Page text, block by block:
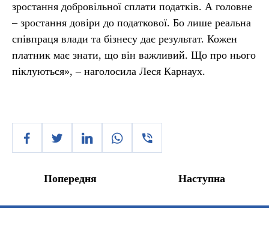
зростання добровільної сплати податків. А головне
– зростання довіри до податкової. Бо лише реальна
співпраця влади та бізнесу дає результат. Кожен
платник має знати, що він важливий. Що про нього
піклуються», – наголосила Леся Карнаух.
Попередня Наступна